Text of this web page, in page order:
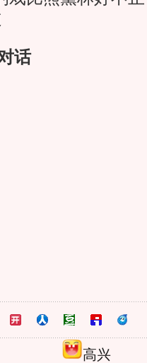
话
高兴